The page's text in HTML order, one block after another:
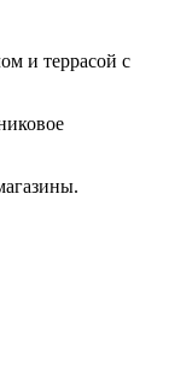
и террасой с